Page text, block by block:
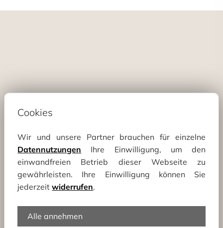
Reisemobil Umbau nach Maß in Baden-
Württemberg
Handwerk, das Mobilität schafft
Jedes Fahrzeug erzählt eine eigene Geschichte
– wir sorgen dafür, dass Ihr Ausbau sie
Cookies
Wir und unsere Partner brauchen für einzelne
Datennutzungen Ihre Einwilligung, um den
einwandfreien Betrieb dieser Webseite zu
gewährleisten. Ihre Einwilligung können Sie
jederzeitwiderrufen.
Alle annehmen